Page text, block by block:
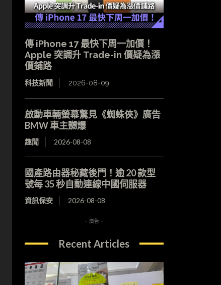
傳 iPhone 17 最快下周一加價！
Apple 突調升 Trade-in 價疑為漲
價鋪路
科技新聞 2026-08-09
啟動車輛螢幕驚見《蜘蛛俠》廣告
BMW 車主嬲爆
趣聞 2026-08-08
國產路由器秘藏後門！逾 20 款型
號每 35 秒自動連線中國伺服器
資訊保安 2026-08-08
- 廣告 -
Recent Articles